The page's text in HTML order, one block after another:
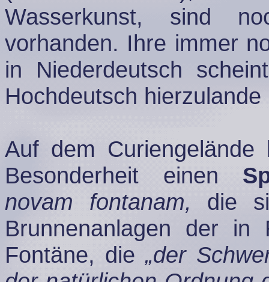
Wasserkunst, sind
vorhanden. Ihre immer
in Niederdeutsch
Hochdeutsch
Auf dem
Besonderheit einen
novam fontanam,
die
Brunnenanlagen der in
Fontäne, die „der